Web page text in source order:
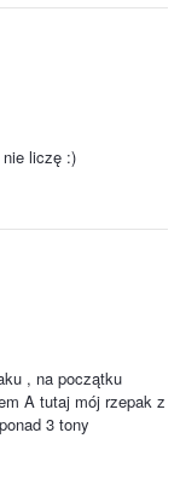
liczę :)
, na początku
A tutaj mój rzepak z
3 tony